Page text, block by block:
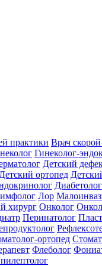
практики Врач
Гинеколог-
Детский
Детский ортопед
Диабетолог
Лор
хирург Онколог
Перинатолог
ортопед
Флеболог